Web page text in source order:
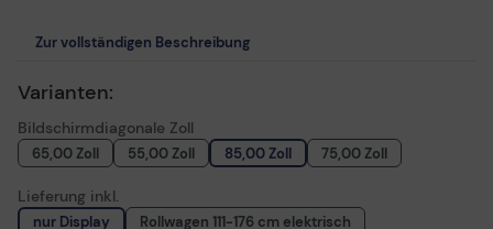
Zur vollständigen Beschreibung
Varianten:
Bildschirmdiagonale Zoll
65,00 Zoll 55,00 Zoll 85,00 Zoll 75,00 Zoll
Lieferung inkl.
nur Display
Rollwagen 111-176 cm elektrisch